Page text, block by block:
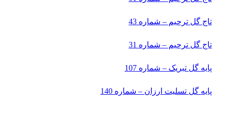
تاج گل ترحیم – شماره 43
تاج گل ترحیم – شماره 31
پایه گل تبریک – شماره 107
پایه گل تسلیت ارزان – شماره 140